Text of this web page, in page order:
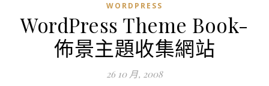
WORDPRESS
WordPress Theme Book-
佈景主題收集網站
26 10 月, 2008